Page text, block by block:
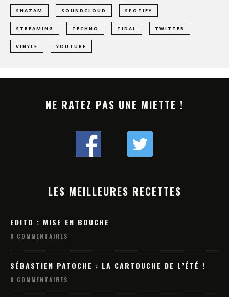
SHAZAM SOUNDCLOUD SPOTIFY
STREAMING TECHNO TIDAL TWITTER
VINYLE YOUTUBE
NE RATEZ PAS UNE MIETTE !
LES MEILLEURES RECETTES
EDITO : MISE EN BOUCHE
0 COMMENTAIRES
SÉBASTIEN PATOCHE : LA CARTOUCHE DE L’ÉTÉ !
0 COMMENTAIRES